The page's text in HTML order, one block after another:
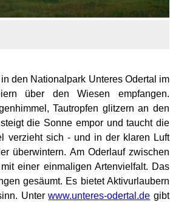
den Nationalpark Unteres Odertal im
über den Wiesen empfangen.
Tautropfen glitzern an den
die Sonne empor und taucht die
verzieht sich - und in der klaren Luft
überwintern. Am Oderlauf zwischen
einer einmaligen Artenvielfalt. Das
gesäumt. Es bietet Aktivurlaubern
Unterwww.unteres-odertal.de gibt